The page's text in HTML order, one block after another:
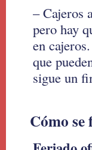
– Cajeros
pero hay
en
que
sigue un
Cómo se